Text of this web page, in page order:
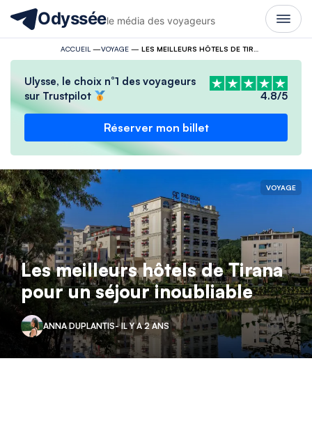
Odysséele média des voyageurs
ACCUEIL —VOYAGE—
Ulysse, le choix n°1 des voyageurs
sur Trustpilot
4.8/5
Réserver mon billet
VOYAGE
Les meilleurs hôtels de Tirana
pour un séjour inoubliable
ANNA DUPLANTIS- IL Y A 2 ANS